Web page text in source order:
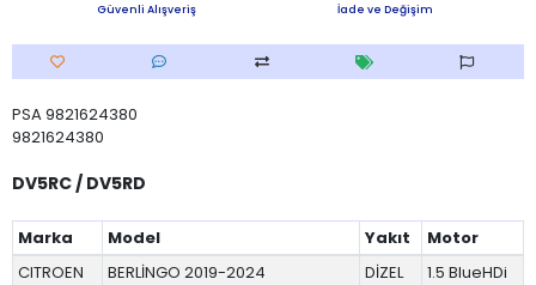
Güvenli Alışveriş İade ve Değişim
PSA 9821624380
9821624380
DV5RC / DV5RD
Marka Model Yakıt
Motor
CITROEN
BERLİNGO 2019-2024 DİZEL
1.5 BlueHDi